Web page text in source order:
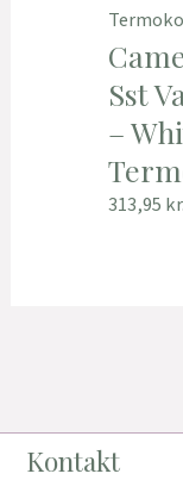
Sst
–
313,95 kr.
Kontakt